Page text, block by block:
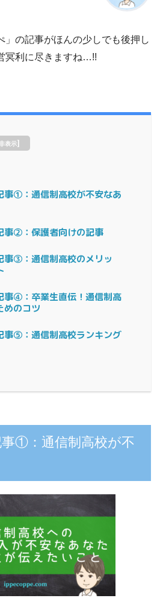
」の記事がほんの少しでも後押し
冥利に尽きますね…!!
表示]
事①：通信制高校が不安なあ
事②：保護者向けの記事
事③：通信制高校のメリッ
事④：卒業生直伝！通信制高
めのコツ
事⑤：通信制高校ランキング
①：通信制高校が不